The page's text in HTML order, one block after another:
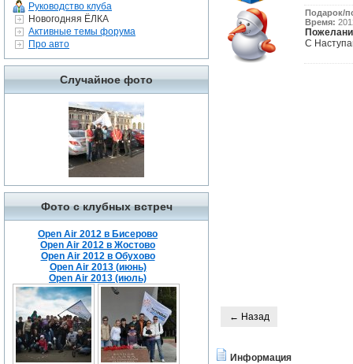
Руководство клуба
Новогодняя ЁЛКА
Активные темы форума
Про авто
Случайное фото
Фото с клубных встреч
Open Air 2012 в Бисерово
Open Air 2012 в Жостово
Open Air 2012 в Обухово
Open Air 2013 (июнь)
Open Air 2013 (июль)
Подарок/
Время:
С
← Назад
Информация